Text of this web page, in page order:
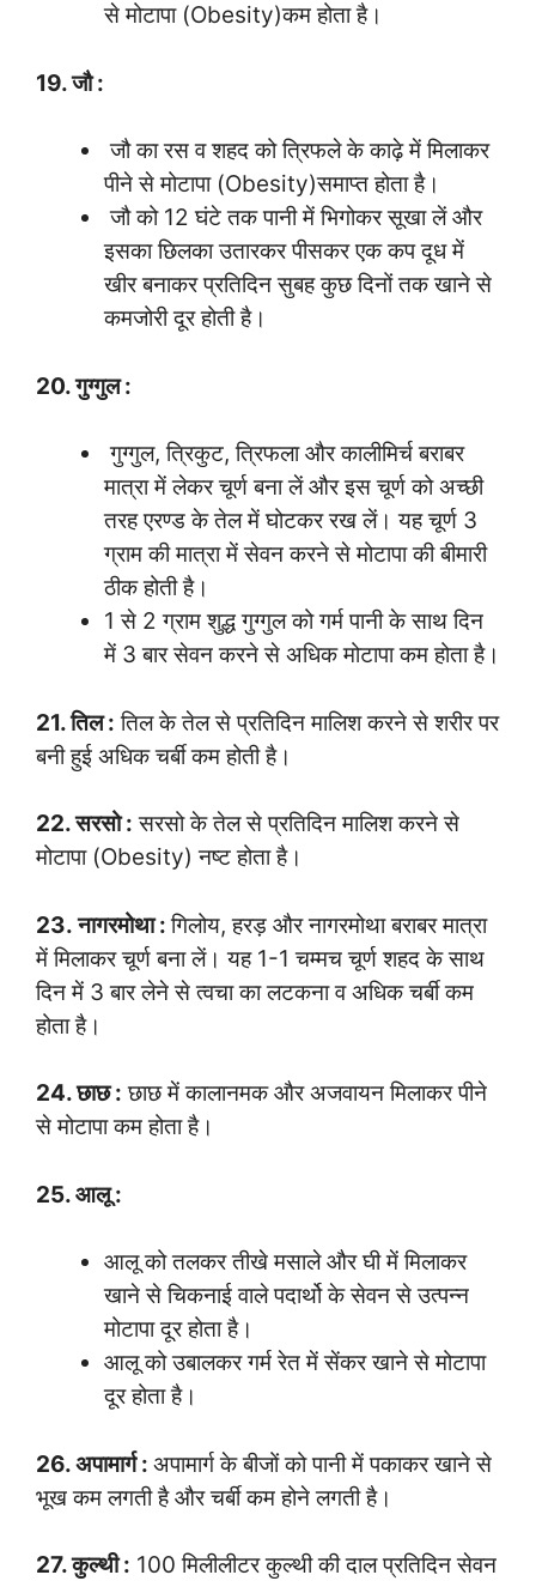
से मोटापा (Obesity)कम होता है।
19. जौ :
जौ का रस व शहद को त्रिफले के काढ़े में मिलाकर
पीने से मोटापा (Obesity)समाप्त होता है।
जौ को 12 घंटे तक पानी में भिगोकर सूखा लें और
इसका छिलका उतारकर पीसकर एक कप दूध में
खीर बनाकर प्रतिदिन सुबह कुछ दिनों तक खाने से
कमजोरी दूर होती है।
20. गुग्गुल :
गुग्गुल, त्रिकुट, त्रिफला और कालीमिर्च बराबर
मात्रा में लेकर चूर्ण बना लें और इस चूर्ण को अच्छी
तरह एरण्ड के तेल में घोटकर रख लें। यह चूर्ण 3
ग्राम की मात्रा में सेवन करने से मोटापा की बीमारी
ठीक होती है।
1 से 2 ग्राम शुद्ध गुग्गुल को गर्म पानी के साथ दिन
में 3 बार सेवन करने से अधिक मोटापा कम होता है।
21. तिल : तिल के तेल से प्रतिदिन मालिश करने से शरीर पर
बनी हुई अधिक चर्बी कम होती है।
22. सरसो : सरसो के तेल से प्रतिदिन मालिश करने से
मोटापा (Obesity) नष्ट होता है।
23. नागरमोथा :गिलोय, हरड़ और नागरमोथा बराबर मात्रा
में मिलाकर चूर्ण बना लें। यह 1-1 चम्मच चूर्ण शहद के साथ
दिन में 3 बार लेने से त्वचा का लटकना व अधिक चर्बी कम
होता है।
24. छाछ : छाछ में कालानमक और अजवायन मिलाकर पीने
से मोटापा कम होता है।
25. आलू :
आलू को तलकर तीखे मसाले और घी में मिलाकर
खाने से चिकनाई वाले पदार्थो के सेवन से उत्पन्न
मोटापा दूर होता है।
आलू को उबालकर गर्म रेत में सेंकर खाने से मोटापा
दूर होता है।
26. अपामार्ग : अपामार्ग के बीजों को पानी में पकाकर खाने से
भूख कम लगती है और चर्बी कम होने लगती है।
27. कुल्थी : 100 मिलीलीटर कुल्थी की दाल प्रतिदिन सेवन